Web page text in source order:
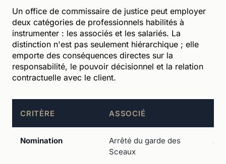
Un office de commissaire de justice peut employer
deux catégories de professionnels habilités à
instrumenter : les associés et les salariés. La
distinction n'est pas seulement hiérarchique ; elle
emporte des conséquences directes sur la
responsabilité, le pouvoir décisionnel et la relation
contractuelle avec le client.
CRITÈRE ASSOCIÉ
Nomination
Arrêté du garde des
Sceaux